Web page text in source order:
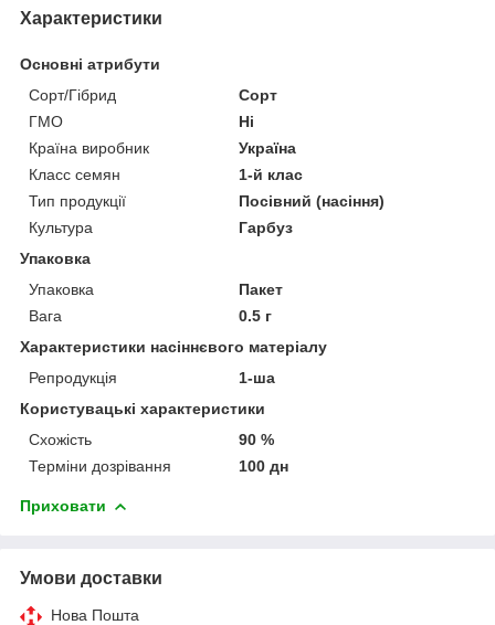
Характеристики
Основні атрибути
Сорт/Гібрид
Сорт
ГМО
Ні
Країна виробник
Україна
Класс семян
1-й клас
Тип продукції
Посівний (насіння)
Культура
Гарбуз
Упаковка
Упаковка
Пакет
Вага
0.5 г
Характеристики насіннєвого матеріалу
Репродукція
1-ша
Користувацькі характеристики
Схожість
90 %
Терміни дозрівання
100 дн
Приховати
Умови доставки
Нова Пошта